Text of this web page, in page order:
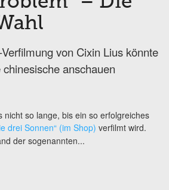
von Cixin Lius könnte
anschauen
nicht so lange, bis ein so erfolgreiches
drei Sonnen“ (im Shop) verfilmt wird.
der sogenannten...